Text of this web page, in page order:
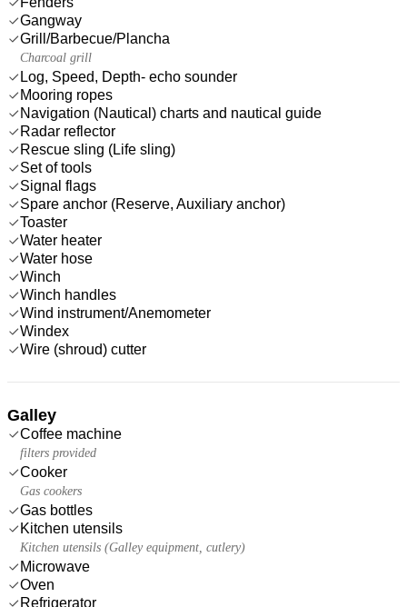
Gangway
Grill/Barbecue/Plancha
Charcoal grill
Log, Speed, Depth- echo sounder
Mooring ropes
Navigation (Nautical) charts and nautical guide
Radar reflector
Rescue sling (Life sling)
Set of tools
Signal flags
Spare anchor (Reserve, Auxiliary anchor)
Toaster
Water heater
Water hose
Winch
Winch handles
Wind instrument/Anemometer
Windex
Wire (shroud) cutter
Galley
Coffee machine
filters provided
Cooker
Gas cookers
Gas bottles
Kitchen utensils
Kitchen utensils (Galley equipment, cutlery)
Microwave
Oven
Refrigerator